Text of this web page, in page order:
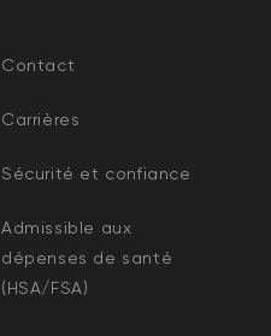
Contact
Carrières
Sécurité et confiance
Admissible aux
dépenses de santé
(HSA/FSA)